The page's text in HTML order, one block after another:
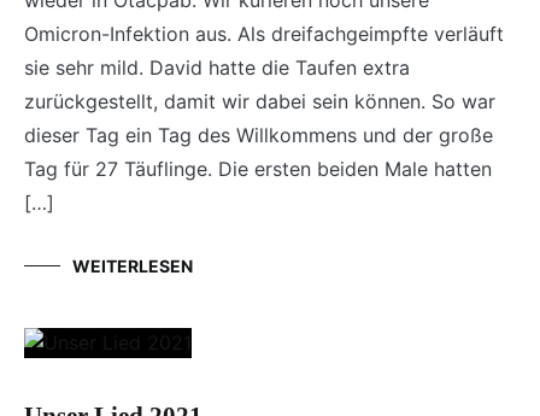
Omicron-Infektion aus. Als dreifachgeimpfte verläuft
sie sehr mild. David hatte die Taufen extra
zurückgestellt, damit wir dabei sein können. So war
dieser Tag ein Tag des Willkommens und der große
Tag für 27 Täuflinge. Die ersten beiden Male hatten
[…]
WEITERLESEN